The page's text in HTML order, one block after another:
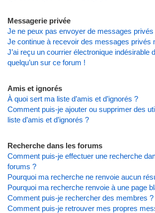
Messagerie privée
Je ne peux pas envoyer de messages privés
Je continue à recevoir des messages privés
J’ai reçu un courrier électronique indésirable
quelqu’un sur ce forum !
Amis et ignorés
À quoi sert ma liste d’amis et d’ignorés ?
Comment puis-je ajouter ou supprimer des
liste d’amis et d’ignorés ?
Recherche dans les forums
Comment puis-je effectuer une recherche
forums ?
Pourquoi ma recherche ne renvoie aucun
Pourquoi ma recherche renvoie à une page
Comment puis-je rechercher des membres ?
Comment puis-je retrouver mes propres